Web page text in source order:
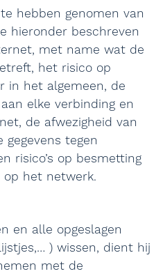
hebben genomen van
hieronder beschreven
met name wat de
het risico op
in het algemeen, de
elke verbinding en
de afwezigheid van
gegevens tegen
risico’s op besmetting
op het netwerk.
en alle opgeslagen
) wissen, dient hij
met de